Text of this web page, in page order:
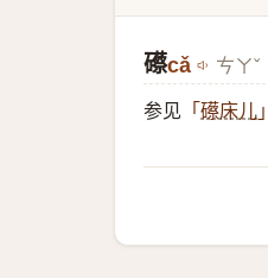
礤cǎ ㄘㄚˇ
参见 「 礤床儿 」